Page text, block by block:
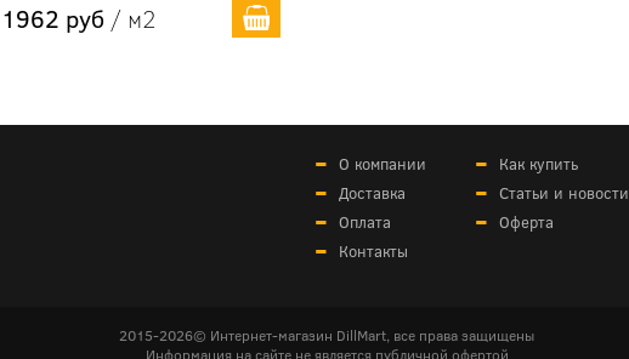
1962 руб / м2
О компании
Как купить
Доставка
Статьи и новости
Оплата
Оферта
Контакты
2015-2026© Интернет-магазин DillMart, все права защищены
Информация на сайте не является публичной офертой